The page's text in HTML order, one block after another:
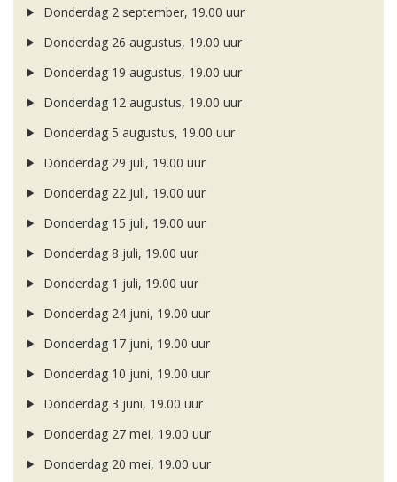
Donderdag 2 september, 19.00 uur
Donderdag 26 augustus, 19.00 uur
Donderdag 19 augustus, 19.00 uur
Donderdag 12 augustus, 19.00 uur
Donderdag 5 augustus, 19.00 uur
Donderdag 29 juli, 19.00 uur
Donderdag 22 juli, 19.00 uur
Donderdag 15 juli, 19.00 uur
Donderdag 8 juli, 19.00 uur
Donderdag 1 juli, 19.00 uur
Donderdag 24 juni, 19.00 uur
Donderdag 17 juni, 19.00 uur
Donderdag 10 juni, 19.00 uur
Donderdag 3 juni, 19.00 uur
Donderdag 27 mei, 19.00 uur
Donderdag 20 mei, 19.00 uur